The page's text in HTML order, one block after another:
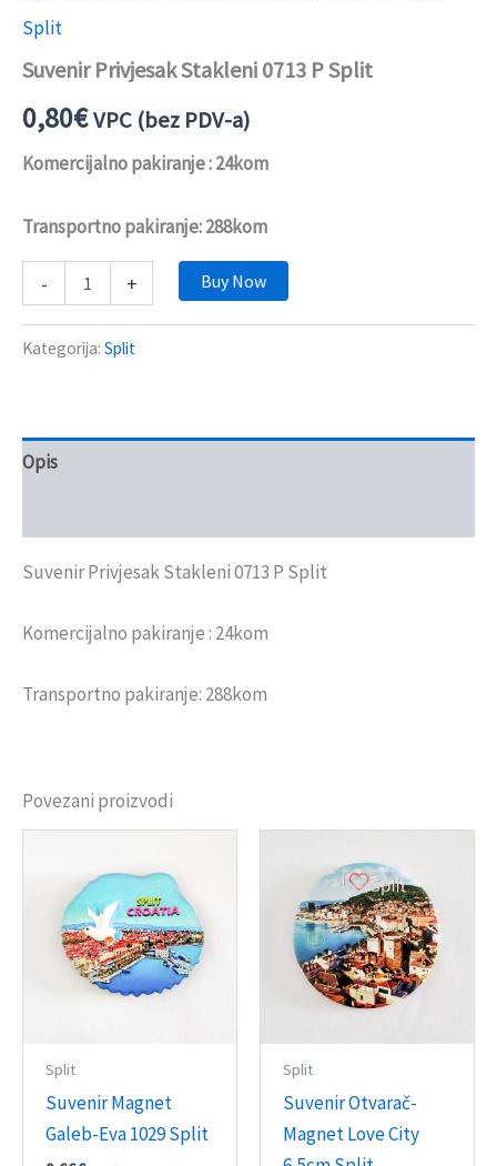
Split
Suvenir Privjesak Stakleni 0713 P Split
0,80€VPC (bez PDV-a)
Komercijalno pakiranje : 24kom
Transportno pakiranje: 288kom
- + Buy Now
Kategorija: Split
Opis
Suvenir Privjesak Stakleni 0713 P Split
Komercijalno pakiranje : 24kom
Transportno pakiranje: 288kom
Povezani proizvodi
Split
Suvenir Magnet
Galeb-Eva 1029 Split
Split
Suvenir Otvarač-
Magnet Love City